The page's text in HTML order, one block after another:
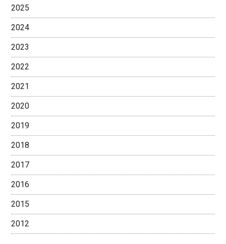
2025
2024
2023
2022
2021
2020
2019
2018
2017
2016
2015
2012